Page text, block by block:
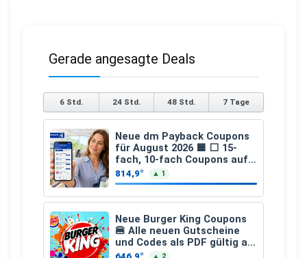
Gerade angesagte Deals
6 Std. 24 Std. 48 Std. 7 Tage
Neue dm Payback Coupons
für August 2026 🟦 ⬜ 15-
fach, 10-fach Coupons auf
den gesamten Einkauf ab 2
€
814,9° ▲ 1
Neue Burger King Coupons
🍔 Alle neuen Gutscheine
und Codes als PDF gültig ab
25.07.2026 bis 04.09.2026